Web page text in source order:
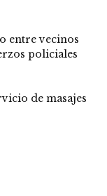
entre vecinos
policiales
de masajes